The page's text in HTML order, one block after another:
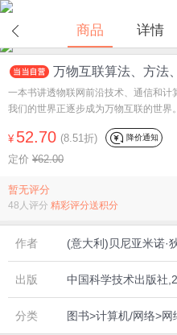
商品 详情
首页 分类 值
万物互联算法、方法
一本书讲透物联网前沿技术、通信和计
我们的世界正逐步成为万物互联的世界。
¥ 52.70 (8.51折) 降价通知
定价 ¥62.00
暂无评分
48人评分 精彩评分送积分
作者
出版 中国科学技术出版社
分类